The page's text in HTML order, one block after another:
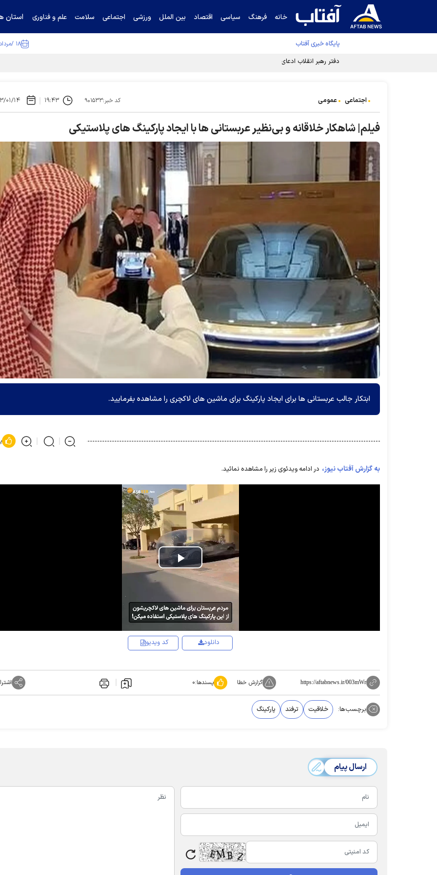
خانه فرهنگ سیاسی اقتصاد بین الملل ورزشی اجتماعی سلامت علم و فناوری استان
پایگاه خبری آفتاب ۱۸ /مرداد /۱۴۰۵
دفتر رهبر انقلاب ادعای خرازی درباره پزشکیان را تکذیب کرد
اجتماعی عمومی کد خبر:۹۰۱۵۳۳ ۱۹:۴۳ ۱۴۰۳/
فیلم| شاهکار خلاقانه و بی‌نظیر عربستانی ها با ایجاد پارکینگ های پلاستیکی
ابتکار جالب عربستانی ها برای ایجاد پارکینگ برای ماشین های لاکچری را مشاهده بفرمایید.
به گزارش آفتاب نیوز، در ادامه ویدئوی زیر را مشاهده نمائید.
Play
Video
کد ویدیو دانلود
https://aftabnews.ir/003mWr گزارش خطا پسندها:۰
برچسب‌ها: خلاقیت ترفند پارکینگ
ارسال پیام